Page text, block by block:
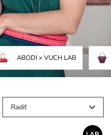
ABODI × VUCH LAB
Radiť